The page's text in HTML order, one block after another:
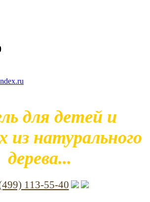
для детей и
из натурального
дерева...
113-55-40